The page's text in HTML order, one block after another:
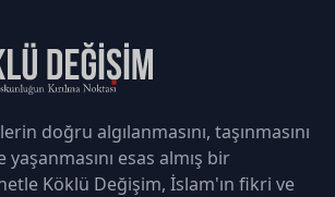
doğru algılanmasını, taşınmasını
esas almış bir
Köklü Değişim, İslam'ın fikri ve